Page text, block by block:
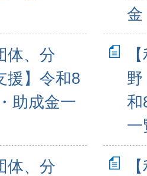
金
体、分
援】令和8
助成金一
和
一
体、分